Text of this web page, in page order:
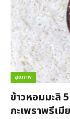
สุขภาพ
ข้าวหอมมะลิ
กะเพราพรีเมี